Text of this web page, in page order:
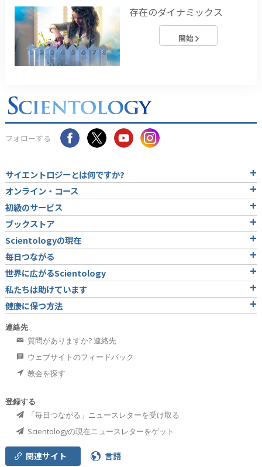
存在のダイナミックス
開始
フォローする
サイエントロジーとは何ですか?
オンライン・コース
初級のサービス
ブックストア
Scientologyの現在
毎日つながる
世界に広がるScientology
私たちは助けています
健康に保つ方法
連絡先
質問がありますか? 連絡先
ウェブサイトのフィードバック
教会を探す
登録する
「毎日つながる」ニュースレターを受け取る
Scientologyの現在ニュースレターをゲット
関連サイト 言語